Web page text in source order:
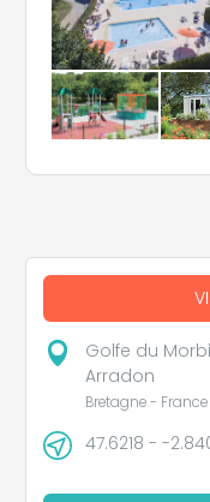
Golfe du
Arradon
Bretagne - France
47.6218 - -